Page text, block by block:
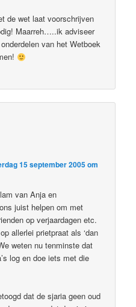
de wet laat voorschrijven
Maarreh…..ik adviseer
van het Wetboek
15 september 2005 om
van Anja en
juist helpen om met
op verjaardagen etc.
allerlei prietpraat als ‘dan
weten nu tenminste dat
log en doe iets met die
dat de sjaria geen oud